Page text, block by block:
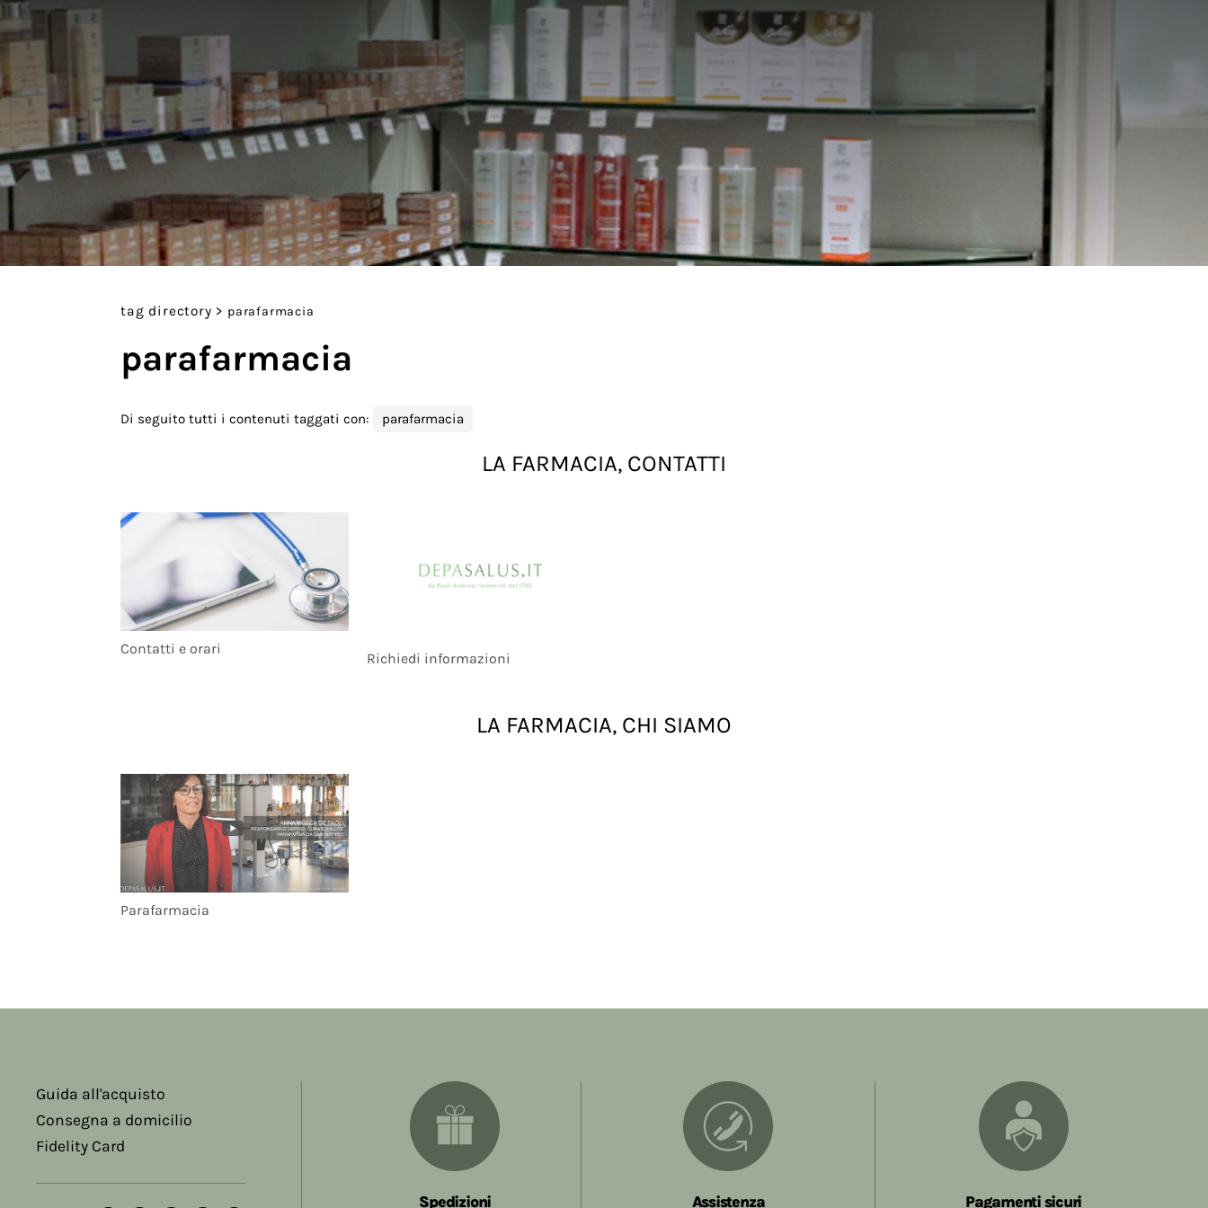
tag directory > parafarmacia
parafarmacia
Di seguito tutti i contenuti taggati con: parafarmacia
LA FARMACIA, CONTATTI
Contatti e orari
Richiedi informazioni
LA FARMACIA, CHI SIAMO
Parafarmacia
Guida all'acquisto
Consegna a domicilio
Fidelity Card
Spedizioni Assistenza Pagamenti sicuri